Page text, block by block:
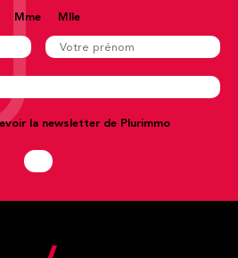
Mme Mlle
la newsletter de Plurimmo